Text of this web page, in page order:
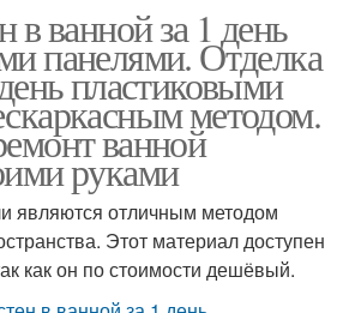
в ванной за 1 день
панелями. Отделка
пластиковыми
методом.
ванной
руками
являются отличным методом
Этот материал доступен
как он по стоимости дешёвый.